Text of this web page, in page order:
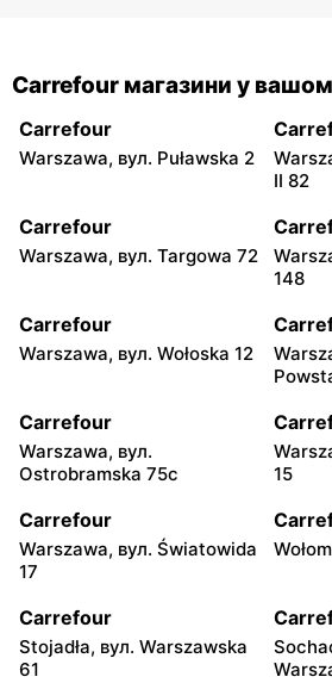
Carrefour магазини у
Carrefour
Warszawa, вул. Puławska 2
II 82
Carrefour
Warszawa, вул. Targowa 72
148
Carrefour
Warszawa, вул. Wołoska 12
Carrefour
Warszawa, вул.
Ostrobramska 75c
15
Carrefour
Warszawa, вул. Światowida
17
Carrefour
Stojadła, вул. Warszawska
61